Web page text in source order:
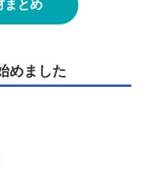
まとめ
めました